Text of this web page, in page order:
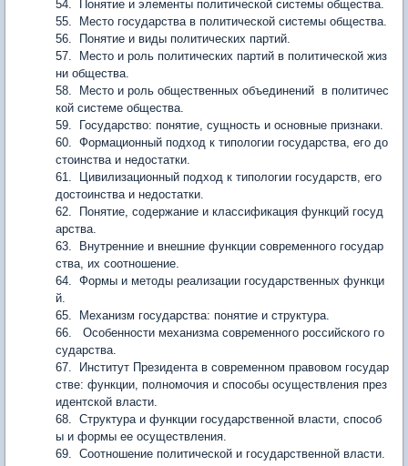
54. Понятие и элементы политической системы общества.
55. Место государства в политической системы общества.
56. Понятие и виды политических партий.
57. Место и роль политических партий в политической жиз
ни общества.
58. Место и роль общественных объединений в политичес
кой системе общества.
59. Государство: понятие, сущность и основные признаки.
60. Формационный подход к типологии государства, его до
стоинства и недостатки.
61. Цивилизационный подход к типологии государств, его
достоинства и недостатки.
62. Понятие, содержание и классификация функций госуд
арства.
63. Внутренние и внешние функции современного государ
ства, их соотношение.
64. Формы и методы реализации государственных функци
й.
65. Механизм государства: понятие и структура.
66. Особенности механизма современного российского го
сударства.
67. Институт Президента в современном правовом государ
стве: функции, полномочия и способы осуществления през
идентской власти.
68. Структура и функции государственной власти, способ
ы и формы ее осуществления.
69. Соотношение политической и государственной власти.